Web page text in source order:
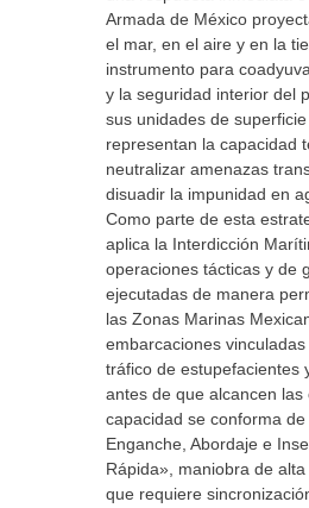
Armada de México
el mar, en el aire y en la
instrumento para
y la seguridad interior del
sus unidades de
representan la capacidad
neutralizar amenazas
disuadir la impunidad en
Como parte de esta
aplica la Interdicción
operaciones tácticas y de
ejecutadas de manera
las Zonas Marinas
embarcaciones vinculadas
tráfico de estupefacientes
antes de que alcancen las
capacidad se conforma de
Enganche, Abordaje e
Rápida», maniobra de
que requiere